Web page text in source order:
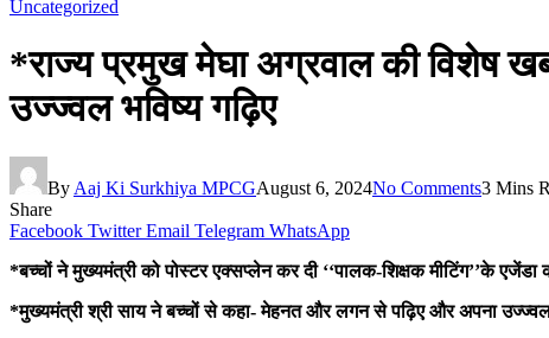
Uncategorized
*राज्य प्रमुख मेघा अग्रवाल की विशेष
उज्ज्वल भविष्य गढ़िए
By Aaj Ki Surkhiya MPCGAugust 6, 2024No Comments3 Mins
Share
Facebook Twitter Email Telegram WhatsApp
*बच्चों ने मुख्यमंत्री को पोस्टर एक्सप्लेन कर दी ‘‘पालक-शिक्षक मीटिंग’’के एजेंडा
*मुख्यमंत्री श्री साय ने बच्चों से कहा- मेहनत और लगन से पढ़िए और अपना उज्ज्वल